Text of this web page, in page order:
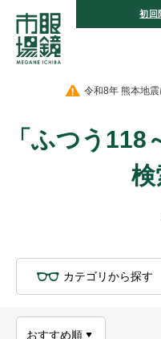
初回
令和8年 熊本地
「ふつう
検
カテゴリから探す